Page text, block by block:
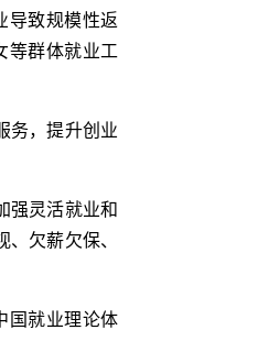
导致规模性返
等群体就业工
务，提升创业
强灵活就业和
欠薪欠保、
国就业理论体